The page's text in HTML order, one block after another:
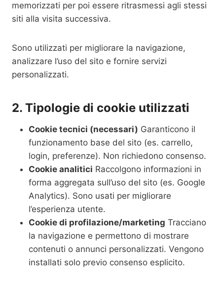
memorizzati per poi essere ritrasmessi agli stessi
siti alla visita successiva.
Sono utilizzati per migliorare la navigazione,
analizzare l’uso del sito e fornire servizi
personalizzati.
2. Tipologie di cookie utilizzati
Cookie tecnici (necessari) Garanticono il
funzionamento base del sito (es. carrello,
login, preferenze). Non richiedono consenso.
Cookie analitici Raccolgono informazioni in
forma aggregata sull’uso del sito (es. Google
Analytics). Sono usati per migliorare
l’esperienza utente.
Cookie di profilazione/marketing Tracciano
la navigazione e permettono di mostrare
contenuti o annunci personalizzati. Vengono
installati solo previo consenso esplicito.